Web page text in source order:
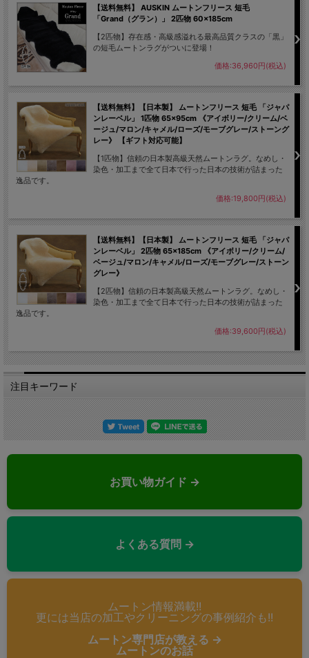
【送料無料】 AUSKIN ムートンフリース 短毛
「Grand（グラン）」 2匹物 60×185cm
【2匹物】存在感・高級感溢れる最高品質クラスの「黒」
の短毛ムートンラグがついに登場！
価格:36,960円(税込)
【送料無料】【日本製】 ムートンフリース 短毛 「ジャパ
ンレーベル」 1匹物 65×95cm 《アイボリー/クリーム/ベ
ージュ/マロン/キャメル/ローズ/モーブグレー/ストーング
レー》 【ギフト対応可能】
【1匹物】信頼の日本製高級天然ムートンラグ。なめし・
染色・加工まで全て日本で行った日本の技術が詰まった
逸品です。
価格:19,800円(税込)
【送料無料】【日本製】 ムートンフリース 短毛 「ジャパ
ンレーベル」 2匹物 65×185cm 《アイボリー/クリーム/
ベージュ/マロン/キャメル/ローズ/モーブグレー/ストーン
グレー》
【2匹物】信頼の日本製高級天然ムートンラグ。なめし・
染色・加工まで全て日本で行った日本の技術が詰まった
逸品です。
価格:39,600円(税込)
注目キーワード
お買い物ガイド →
よくある質問 →
ムートン情報満載!!
更には当店の加工やクリーニングの事例紹介も!!
ムートン専門店が教える →
ムートンのお話